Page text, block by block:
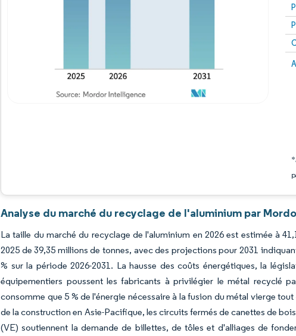
Analyse du marché du recyclage de l'aluminium par
La taille du marché du recyclage de l'aluminium en 2026 est estimée à
2025 de 39,35 millions de tonnes, avec des projections pour 2031
% sur la période 2026-2031. La hausse des coûts énergétiques, la
équipementiers poussent les fabricants à privilégier le métal recyclé
consomme que 5 % de l'énergie nécessaire à la fusion du métal vierge
de la construction en Asie-Pacifique, les circuits fermés de canettes de
(VE) soutiennent la demande de billettes, de tôles et d'alliages de